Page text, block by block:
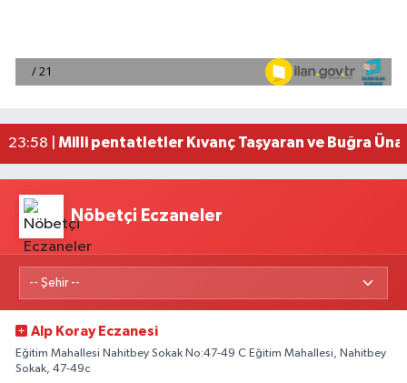
00:05 |
Adana'da silahlı saldırıda 3 kişi yaralandı
01:06 |
Adana'da helikopter destekli 'huzur ve güven'
Nöbetçi Eczaneler
Alp Koray Eczanesi
Eğitim Mahallesi Nahitbey Sokak No:47-49 C Eğitim Mahallesi, Nahitbey
Sokak, 47-49c